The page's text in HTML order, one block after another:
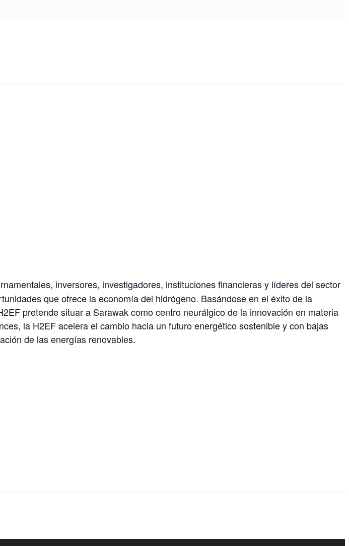
inversores, investigadores, instituciones financieras y líderes del sector
que ofrece la economía del hidrógeno. Basándose en el éxito de la
pretende situar a Sarawak como centro neurálgico de la innovación en materia
la H2EF acelera el cambio hacia un futuro energético sostenible y con bajas
de las energías renovables.